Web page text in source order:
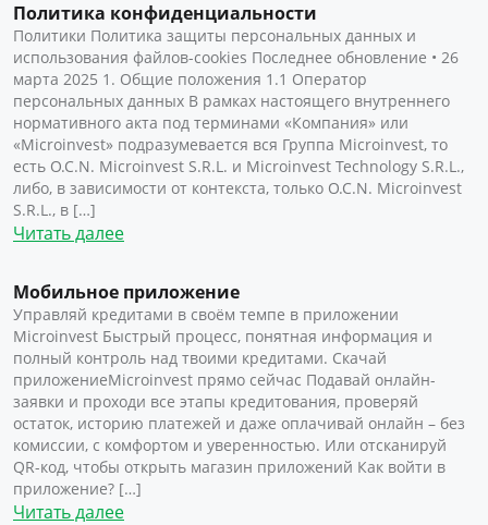
Политика конфиденциальности
Политики Политика защиты персональных данных и
использования файлов-cookies Последнее обновление • 26
марта 2025 1. Общие положения 1.1 Оператор
персональных данных В рамках настоящего внутреннего
нормативного акта под терминами «Компания» или
«Microinvest» подразумевается вся Группа Microinvest, то
есть O.C.N. Microinvest S.R.L. и Microinvest Technology S.R.L.,
либо, в зависимости от контекста, только O.C.N. Microinvest
S.R.L., в […]
Читать далее
Мобильное приложение
Управляй кредитами в своём темпе в приложении
Microinvest Быстрый процесс, понятная информация и
полный контроль над твоими кредитами. Скачай
приложениеMicroinvest прямо сейчас Подавай онлайн-
заявки и проходи все этапы кредитования, проверяй
остаток, историю платежей и даже оплачивай онлайн – без
комиссии, с комфортом и уверенностью. Или отсканируй
QR-код, чтобы открыть магазин приложений Как войти в
приложение? […]
Читать далее